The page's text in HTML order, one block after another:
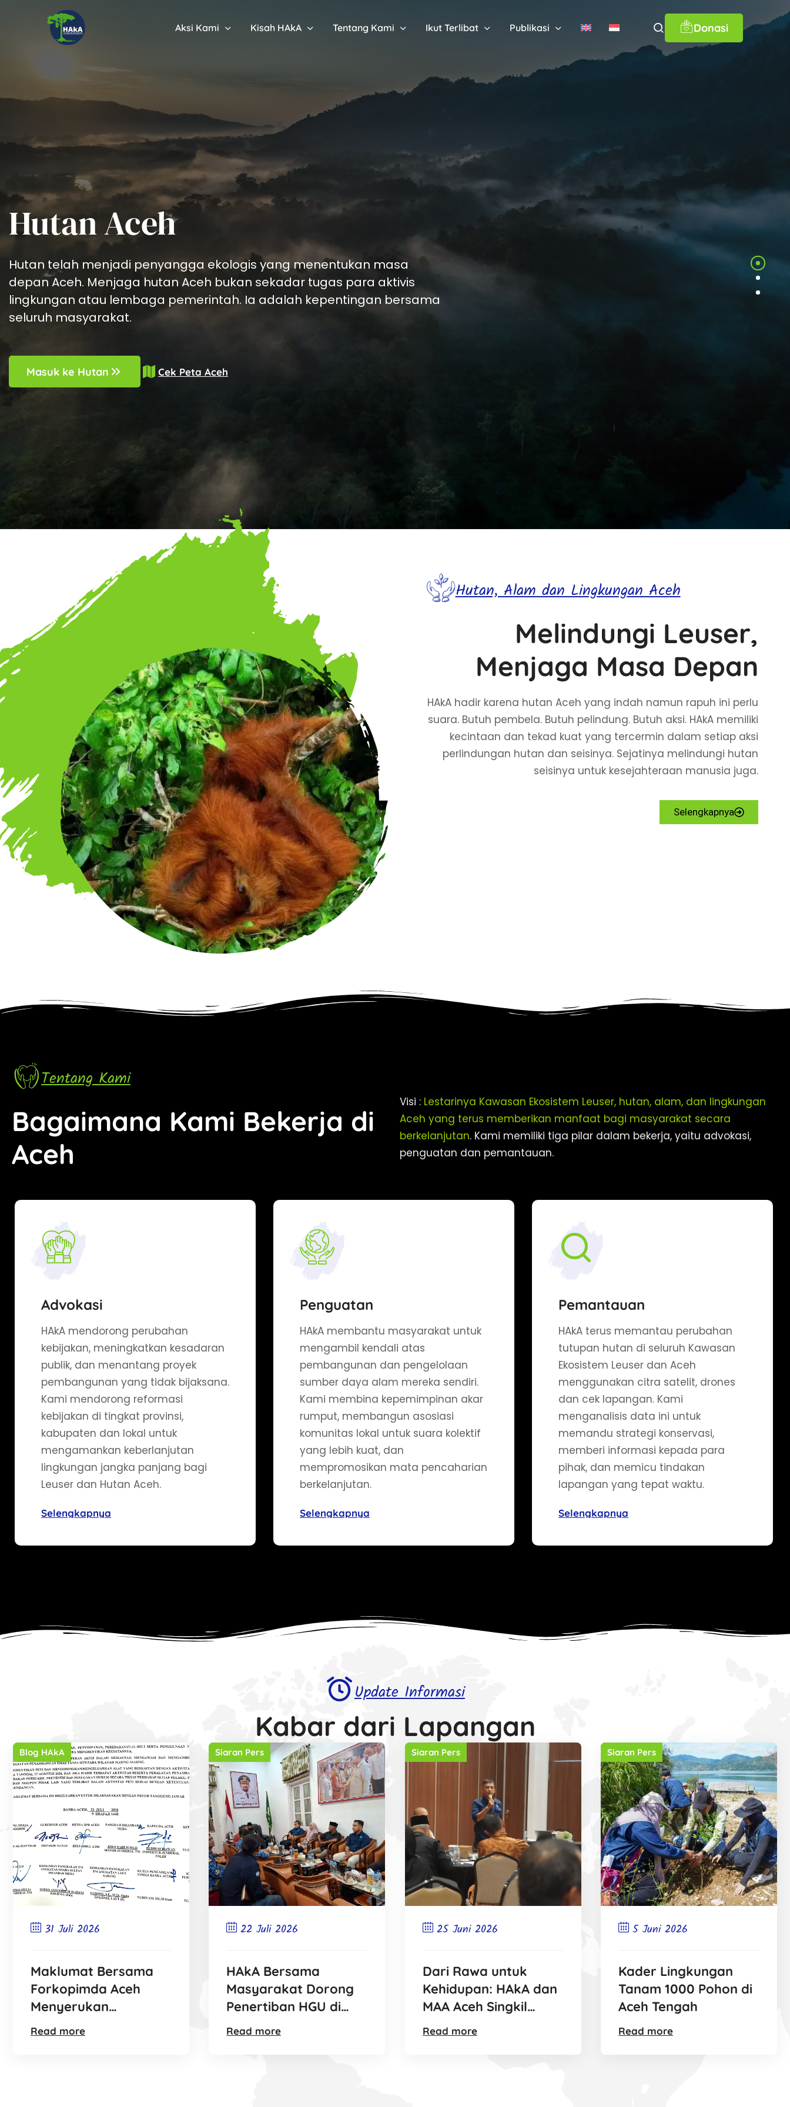
Aksi Kami Kisah HAkA Tentang Kami Ikut Terlibat Publikasi Donasi
Kawasan Ekosistem Leuser
Tempat terakhir dimana empat raksasa masih hidup bersama. Orangutan, harimau,
gajah, dan badak masih berbagi rumah di Leuser. Secara alami terintegrasikan oleh
faktor bentang alam, karakteristik flora, fauna dan faktor khas lainnya.
Hutan, Alam dan Lingkungan Aceh
Melindungi Leuser,
Menjaga Masa Depan
HAkA hadir karena hutan Aceh yang indah namun rapuh ini perlu
suara. Butuh pembela. Butuh pelindung. Butuh aksi. HAkA memiliki
kecintaan dan tekad kuat yang tercermin dalam setiap aksi
perlindungan hutan dan seisinya. Sejatinya melindungi hutan
seisinya untuk kesejahteraan manusia juga.
Selengkapnya
Tentang Kami
Bagaimana Kami Bekerja di
Aceh
Visi : Lestarinya Kawasan Ekosistem Leuser, hutan, alam, dan lingkungan
Aceh yang terus memberikan manfaat bagi masyarakat secara
berkelanjutan. Kami memiliki tiga pilar dalam bekerja, yaitu advokasi,
penguatan dan pemantauan.
Advokasi
HAkA mendorong perubahan
kebijakan, meningkatkan kesadaran
publik, dan menantang proyek
pembangunan yang tidak bijaksana.
Kami mendorong reformasi
kebijakan di tingkat provinsi,
kabupaten dan lokal untuk
mengamankan keberlanjutan
lingkungan jangka panjang bagi
Leuser dan Hutan Aceh.
Selengkapnya
Penguatan
HAkA membantu masyarakat untuk
mengambil kendali atas
pembangunan dan pengelolaan
sumber daya alam mereka sendiri.
Kami membina kepemimpinan akar
rumput, membangun asosiasi
komunitas lokal untuk suara kolektif
yang lebih kuat, dan
mempromosikan mata pencaharian
berkelanjutan.
Selengkapnya
Pemantauan
HAkA terus memantau perubahan
tutupan hutan di seluruh Kawasan
Ekosistem Leuser dan Aceh
menggunakan citra satelit, drones
dan cek lapangan. Kami
menganalisis data ini untuk
memandu strategi konservasi,
memberi informasi kepada para
pihak, dan memicu tindakan
lapangan yang tepat waktu.
Selengkapnya
Update Informasi
Kabar dari Lapangan
Blog HAkA
31 Juli 2026
Maklumat Bersama
Forkopimda Aceh
Menyerukan
Penghentian PETI
Read more
Siaran Pers
22 Juli 2026
HAkA Bersama
Masyarakat Dorong
Penertiban HGU di
Aceh Timur
Read more
Siaran Pers
25 Juni 2026
Dari Rawa untuk
Kehidupan: HAkA dan
MAA Aceh Singkil
Gelar Diskusi Buku
Read more
Siaran Pers
5 Juni 2026
Kader Lingkungan
Tanam 1000 Pohon di
Aceh Tengah
Read more